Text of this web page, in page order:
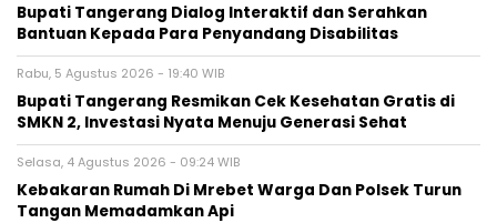
Bupati Tangerang Dialog Interaktif dan Serahkan
Bantuan Kepada Para Penyandang Disabilitas
Rabu, 5 Agustus 2026 - 19:40 WIB
‎Bupati Tangerang Resmikan Cek Kesehatan Gratis di
SMKN 2, Investasi Nyata Menuju Generasi Sehat
Selasa, 4 Agustus 2026 - 09:24 WIB
Kebakaran Rumah Di Mrebet Warga Dan Polsek Turun
Tangan Memadamkan Api